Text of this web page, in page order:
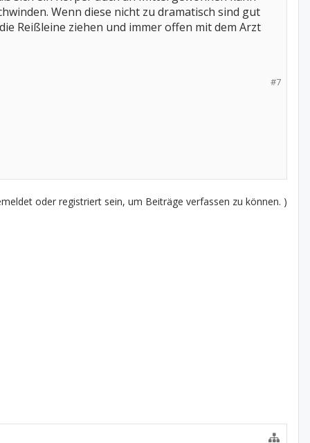
Wenn diese nicht zu dramatisch sind gut
Reißleine ziehen und immer offen mit dem Arzt
#7
oder registriert sein, um Beiträge verfassen zu können. )